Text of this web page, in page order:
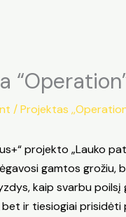
/Projektas
projekto „Lauko
gamtos grožiu,
kaip svarbu
ir tiesiogiai prisidėti